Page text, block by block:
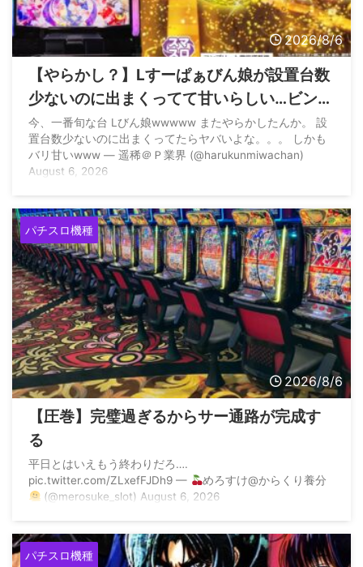
2026/8/6
【やらかし？】Lすーぱぁびん娘が設置台数
少ないのに出まくってて甘いらしい…ビンゴ
ネオ騒動再びか？
今、一番旬な台 Lびん娘wwwww またやらかしたんか。 設
置台数少ないのに出まくってたらヤバいよな。。。 しかも
バリ甘いwww — 遥稀＠Ｐ業界 (@harukunmiwachan)
August 6, 2026
パチスロ機種
2026/8/6
【圧巻】完璧過ぎるからサー通路が完成す
る
平日とはいえもう終わりだろ….
pic.twitter.com/ZLxefFJDh9 —
めろすけ@からくり養分
(@merosuke_slot) August 6, 2026
パチスロ機種